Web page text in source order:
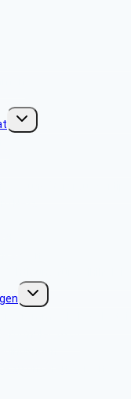
Untermenü
umschalten
Untermenü
umschalten